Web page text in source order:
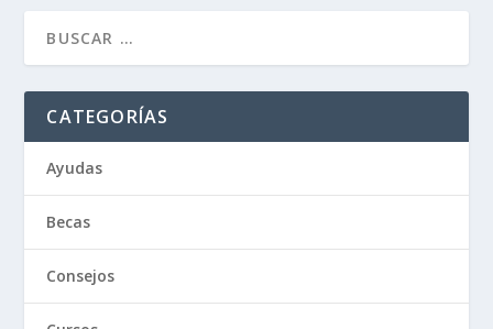
CATEGORÍAS
Ayudas
Becas
Consejos